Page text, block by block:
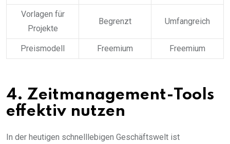
Vorlagen für
Projekte
Begrenzt Umfangreich
Preismodell Freemium Freemium
4. Zeitmanagement-Tools
effektiv nutzen
In der heutigen schnelllebigen Geschäftswelt ist